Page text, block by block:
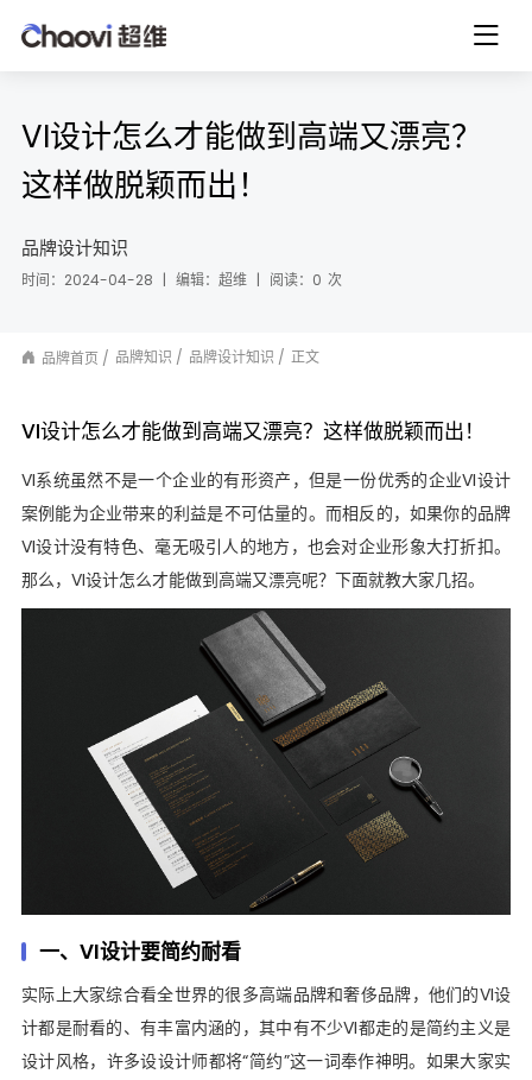
VI设计怎么才能做到高端又漂亮？
这样做脱颖而出！
品牌设计知识
时间：2024-04-28 | 编辑：超维 | 阅读： 0 次
品牌首页 品牌知识 品牌设计知识 正文
VI设计怎么才能做到高端又漂亮？这样做脱颖而出！
VI系统虽然不是一个企业的有形资产，但是一份优秀的企业VI设计
案例能为企业带来的利益是不可估量的。而相反的，如果你的品牌
VI设计没有特色、毫无吸引人的地方，也会对企业形象大打折扣。
那么，VI设计怎么才能做到高端又漂亮呢？下面就教大家几招。
一、VI设计要简约耐看
实际上大家综合看全世界的很多高端品牌和奢侈品牌，他们的VI设
计都是耐看的、有丰富内涵的，其中有不少VI都走的是简约主义是
设计风格，许多设设计师都将“简约”这一词奉作神明。如果大家实